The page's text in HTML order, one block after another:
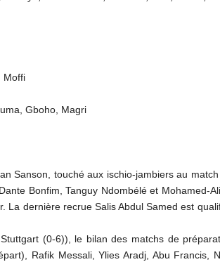
Moffi
Gboho, Magri
Sanson, touché aux ischio-jambiers au
Bonfim, Tanguy Ndombélé et Mohamed-
dernière recrue Salis Abdul Samed est
(0-6)), le bilan des matchs de
Rafik Messali, Ylies Aradj, Abu Francis,